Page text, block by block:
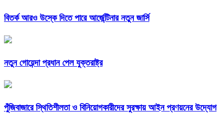
বিতর্ক আরও উস্কে দিতে পারে আর্জেন্টিনার নতুন জার্সি
নতুন গোয়েন্দা প্রধান পেল যুক্তরাষ্ট্র
পুঁজিবাজারে স্থিতিশীলতা ও বিনিয়োগকারীদের সুরক্ষায় আইন প্রণয়নের উদ্যোগ